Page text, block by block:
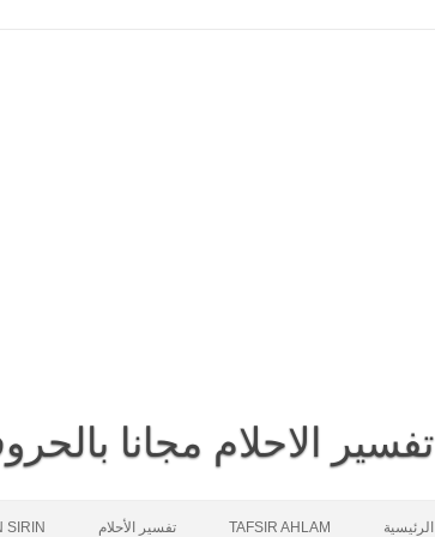
تفسير الاحلام مجانا
الرئيسية TAFSIR AHLAM تفسير الأحلام SIRIN